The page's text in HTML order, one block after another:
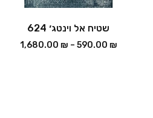
שטיח אל וינטג׳ 624
590.00 ₪
–
1,680.00 ₪